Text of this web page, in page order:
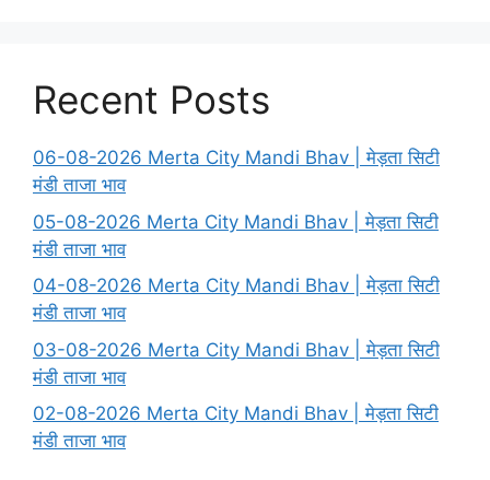
Recent Posts
06-08-2026 Merta City Mandi Bhav | मेड़ता सिटी
मंडी ताजा भाव
05-08-2026 Merta City Mandi Bhav | मेड़ता सिटी
मंडी ताजा भाव
04-08-2026 Merta City Mandi Bhav | मेड़ता सिटी
मंडी ताजा भाव
03-08-2026 Merta City Mandi Bhav | मेड़ता सिटी
मंडी ताजा भाव
02-08-2026 Merta City Mandi Bhav | मेड़ता सिटी
मंडी ताजा भाव